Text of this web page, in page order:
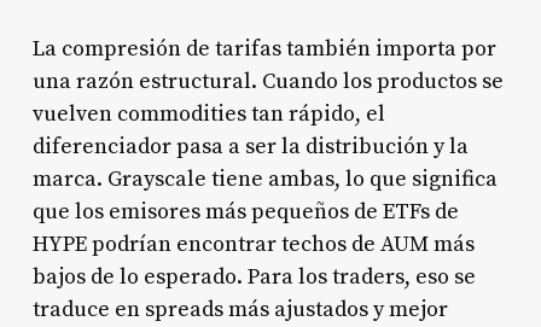
La compresión de tarifas también importa por
una razón estructural. Cuando los productos se
vuelven commodities tan rápido, el
diferenciador pasa a ser la distribución y la
marca. Grayscale tiene ambas, lo que significa
que los emisores más pequeños de ETFs de
HYPE podrían encontrar techos de AUM más
bajos de lo esperado. Para los traders, eso se
traduce en spreads más ajustados y mejor